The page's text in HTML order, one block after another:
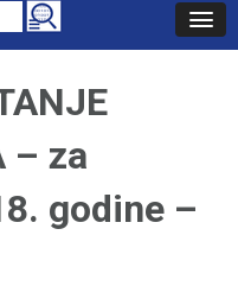
Search
for:
– za
godine –